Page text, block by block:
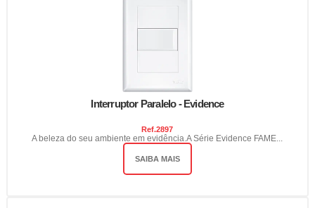
Interruptor Paralelo - Evidence
Ref.2897
A beleza do seu ambiente em evidência.A Série Evidence FAME...
SAIBA MAIS